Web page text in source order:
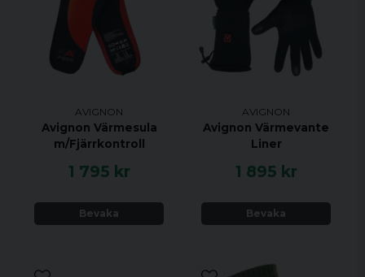
AVIGNON
Avignon Värmesula
m/Fjärrkontroll
1 795 kr
Bevaka
AVIGNON
Avignon Värmevante
Liner
1 895 kr
Bevaka